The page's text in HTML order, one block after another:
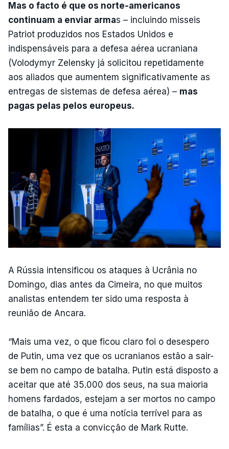
Mas o facto é que os norte-americanos
continuam a enviar armas – incluindo misseis
Patriot produzidos nos Estados Unidos e
indispensáveis para a defesa aérea ucraniana
(Volodymyr Zelensky já solicitou repetidamente
aos aliados que aumentem significativamente as
entregas de sistemas de defesa aérea) – mas
pagas pelas pelos europeus.
A Rússia intensificou os ataques à Ucrânia no
Domingo, dias antes da Cimeira, no que muitos
analistas entendem ter sido uma resposta à
reunião de Ancara.
“Mais uma vez, o que ficou claro foi o desespero
de Putin, uma vez que os ucranianos estão a sair-
se bem no campo de batalha. Putin está disposto a
aceitar que até 35.000 dos seus, na sua maioria
homens fardados, estejam a ser mortos no campo
de batalha, o que é uma notícia terrível para as
famílias”. É esta a convicção de Mark Rutte.